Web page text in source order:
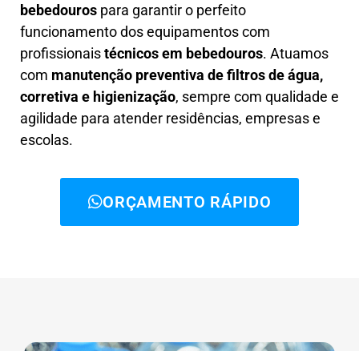
bebedouros para garantir o perfeito
funcionamento dos equipamentos com
profissionaistécnicos em bebedouros. Atuamos
com manutenção preventiva de filtros de água,
corretiva e higienização, sempre com qualidade e
agilidade para atender residências, empresas e
escolas.
ORÇAMENTO RÁPIDO